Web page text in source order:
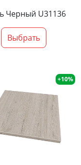
Черный U31136
Выбрать
+10%